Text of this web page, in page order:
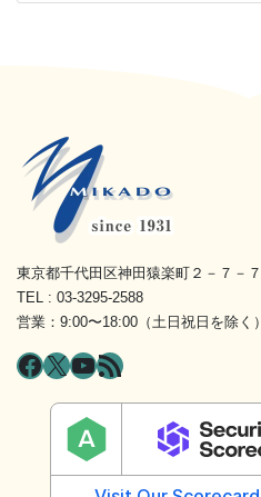
東京都千代田区神田猿楽町２－７－７
TEL : 03-3295-2588
営業：9:00〜18:00（土日祝日を除く）
Facebook
X YouTube
RSS フィード